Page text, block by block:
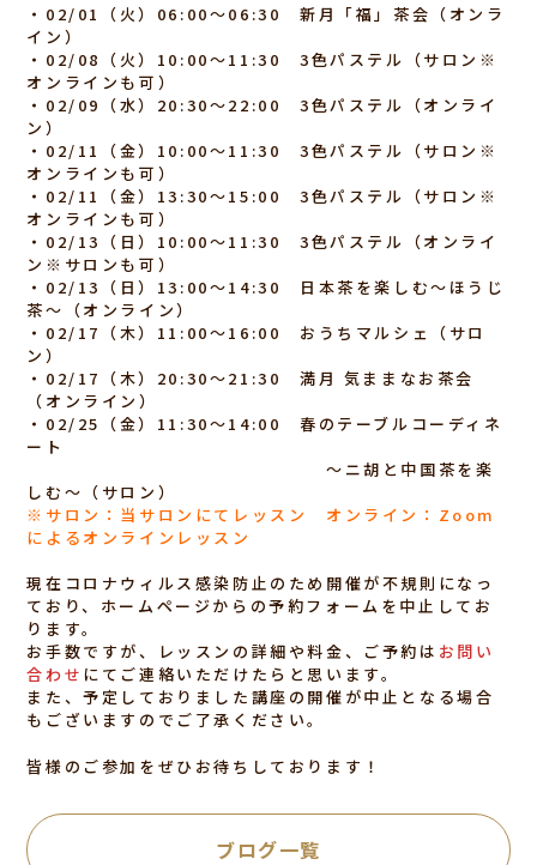
・02/01（火）06:00〜06:30 新月「福」茶会（オンラ
イン）
・02/08（火）10:00～11:30 3色パステル（サロン※
オンラインも可）
・02/09（水）20:30～22:00 3色パステル（オンライ
ン）
・02/11（金）10:00～11:30 3色パステル（サロン※
オンラインも可）
・02/11（金）13:30～15:00 3色パステル（サロン※
オンラインも可）
・02/13（日）10:00～11:30 3色パステル（オンライ
ン※サロンも可）
・02/13（日）13:00～14:30 日本茶を楽しむ〜ほうじ
茶〜（オンライン）
・02/17（木）11:00～16:00 おうちマルシェ（サロ
ン）
・02/17（木）20:30～21:30 満月 気ままなお茶会
（オンライン）
・02/25（金）11:30～14:00 春のテーブルコーディネ
ート
〜ニ胡と中国茶を楽
しむ〜（サロン）
※サロン：当サロンにてレッスン オンライン：Zoom
によるオンラインレッスン
現在コロナウィルス感染防止のため開催が不規則になっ
ており、ホームページからの予約フォームを中止してお
ります。
お手数ですが、レッスンの詳細や料金、ご予約は お問い
合わせ にてご連絡いただけたらと思います。
また、予定しておりました講座の開催が中止となる場合
もございますのでご了承ください。
皆様のご参加をぜひお待ちしております！
ブログ一覧